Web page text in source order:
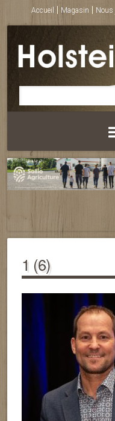
Accueil Magasin Nous
1 (6)